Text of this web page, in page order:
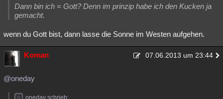
Dann bin ich = Gott? Denn im prinzip habe ich den Kucken ja
gemacht.
wenn du Gott bist, dann lasse die Sonne im Westen aufgehen.
Koman 07.06.2013 um 23:44
@oneday
oneday schrieb: